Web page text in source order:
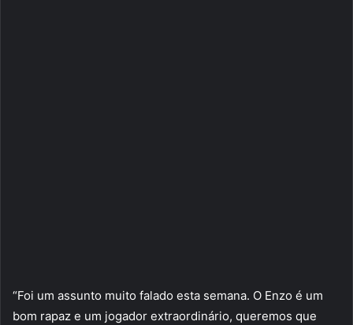
“Foi um assunto muito falado esta semana. O Enzo é um
bom rapaz e um jogador extraordinário, queremos que